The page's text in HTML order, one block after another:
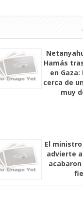
Hamás
en
cerca de
muy
El
advierte